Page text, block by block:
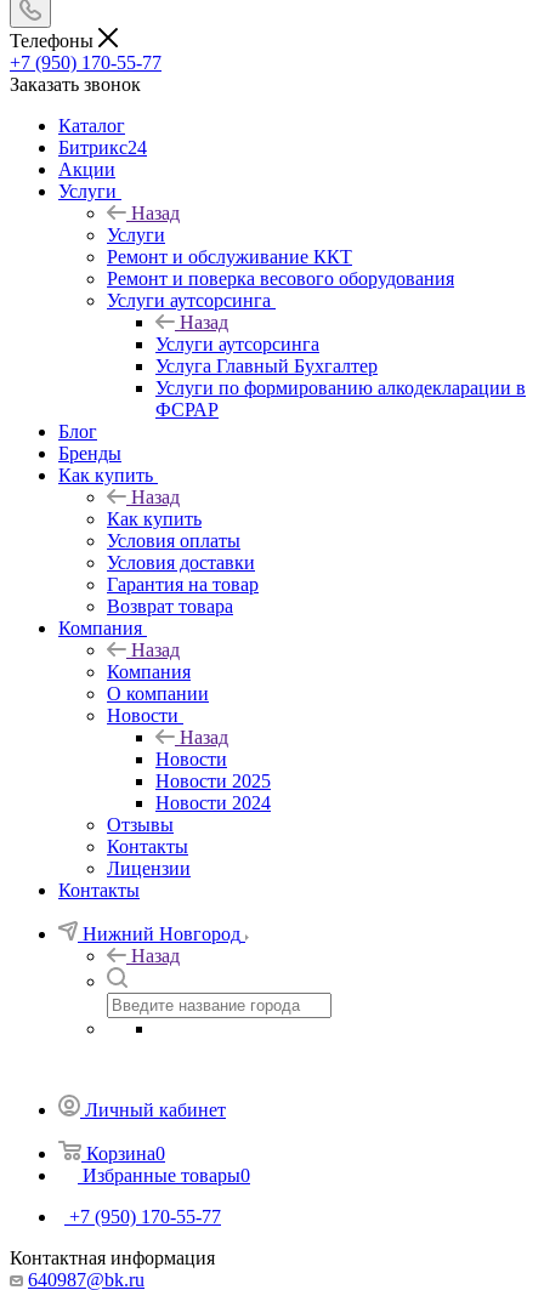
Телефоны
+7 (950) 170-55-77
Заказать звонок
Каталог
Битрикс24
Акции
Услуги
Назад
Услуги
Ремонт и обслуживание ККТ
Ремонт и поверка весового оборудования
Услуги аутсорсинга
Назад
Услуги аутсорсинга
Услуга Главный Бухгалтер
Услуги по формированию алкодекларации в
ФСРАР
Блог
Бренды
Как купить
Назад
Как купить
Условия оплаты
Условия доставки
Гарантия на товар
Возврат товара
Компания
Назад
Компания
О компании
Новости
Назад
Новости
Новости 2025
Новости 2024
Отзывы
Контакты
Лицензии
Контакты
Нижний Новгород
Назад
Личный кабинет
Корзина0
Избранные товары0
+7 (950) 170-55-77
Контактная информация
640987@bk.ru